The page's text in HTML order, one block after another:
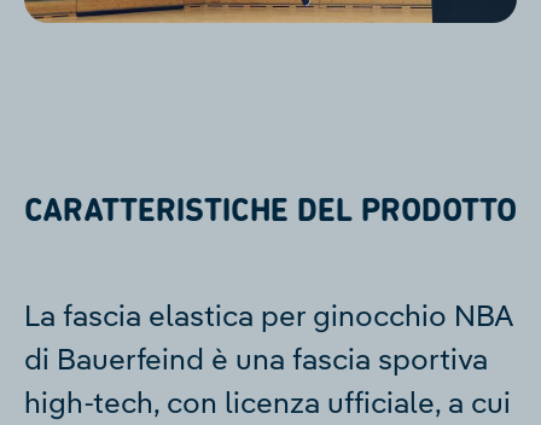
CARATTERISTICHE DEL PRODOTTO
La fascia elastica per ginocchio NBA
di Bauerfeind è una fascia sportiva
high-tech, con licenza ufficiale, a cui